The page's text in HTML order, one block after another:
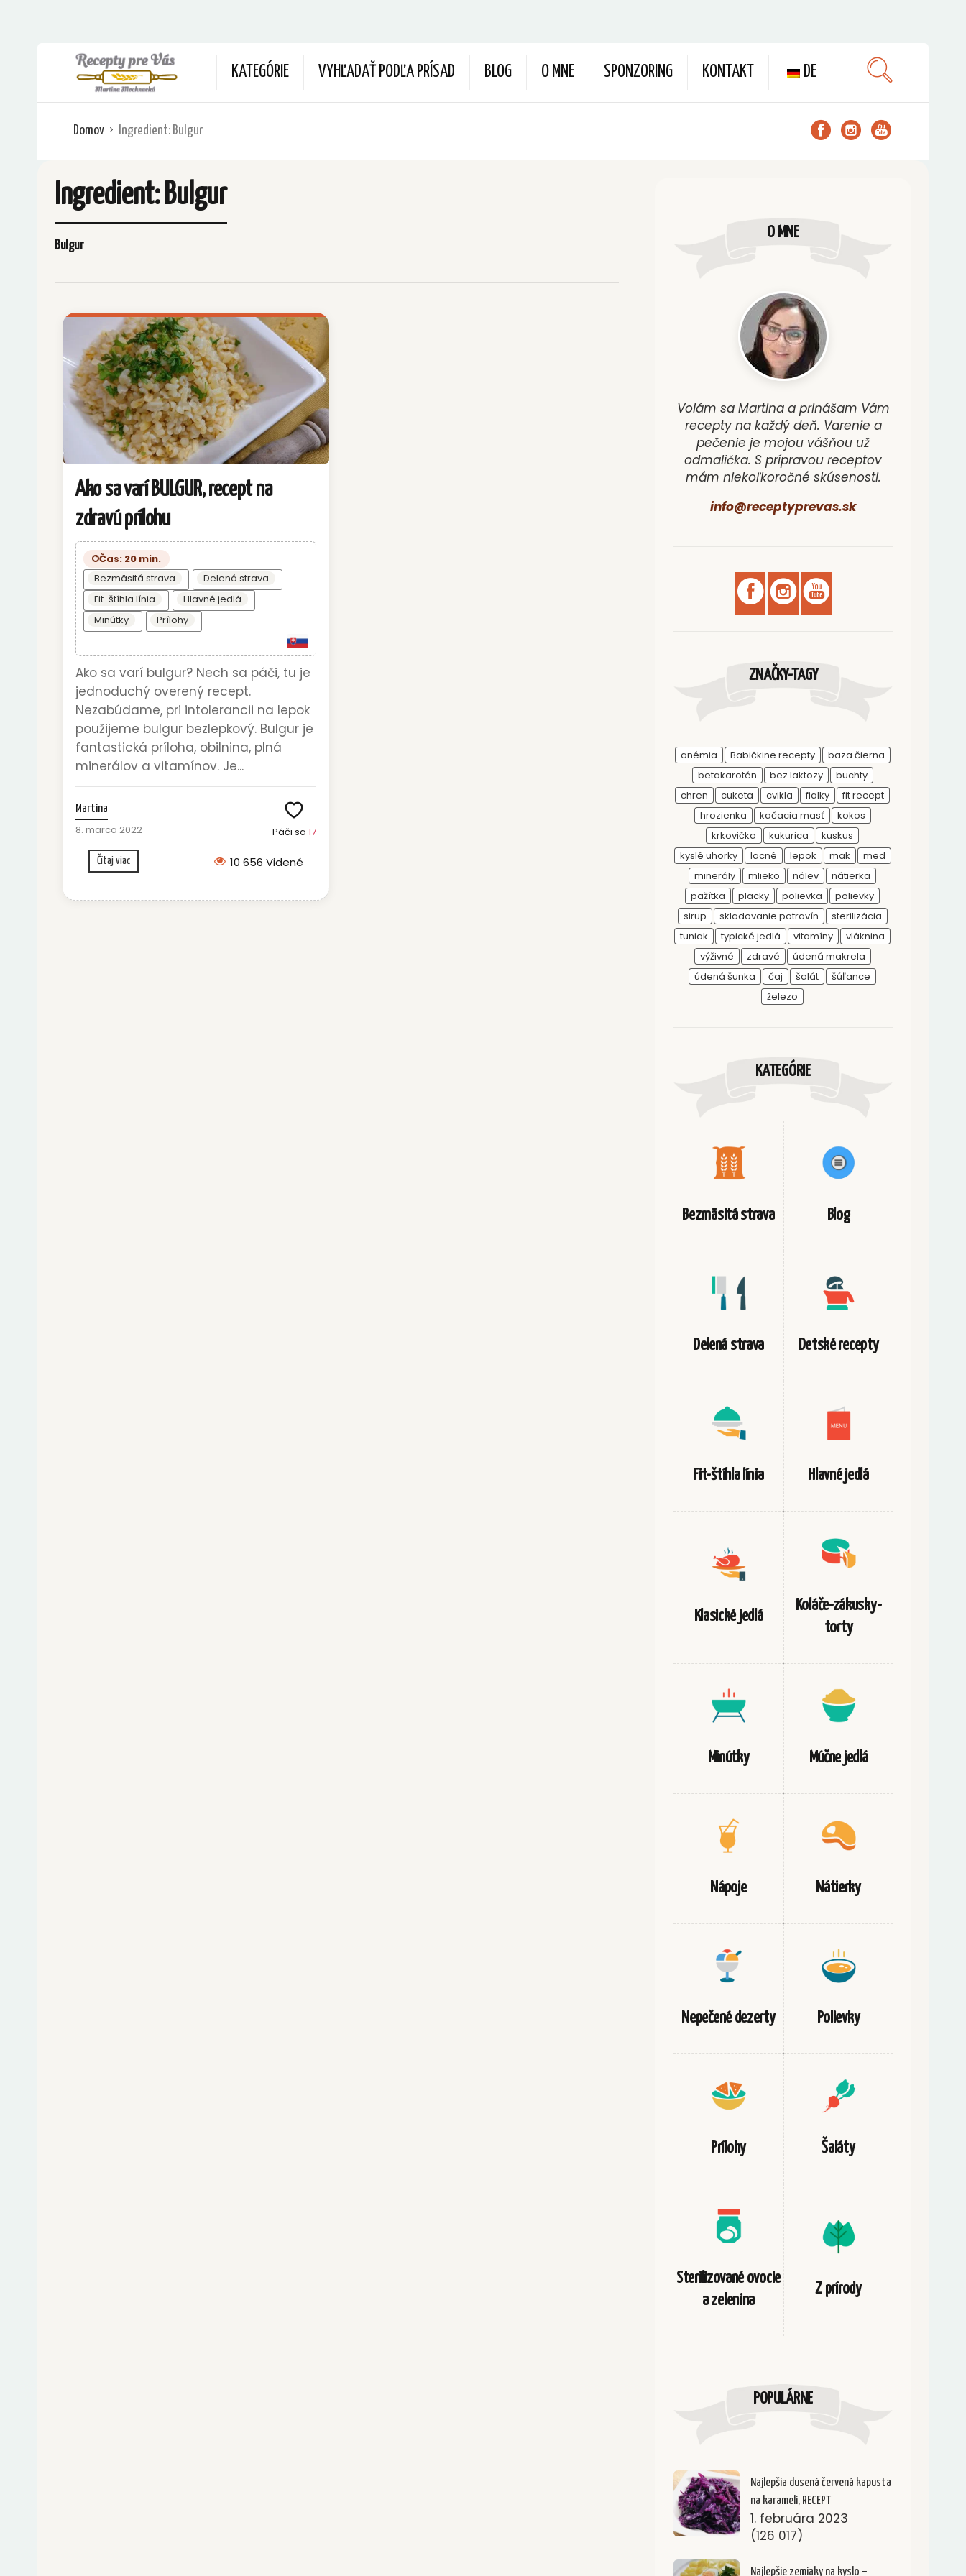
KATEGÓRIE VYHĽADAŤ PODĽA PRÍSAD BLOG O MNE SPONZORING KONTAKT DE
Domov Ingredient: Bulgur
Ingredient: Bulgur
Bulgur
Ako sa varí BULGUR, recept na
zdravú prílohu
Čas: 20 min.
Bezmäsitá strava
Delená strava
Fit-štíhla línia
Hlavné jedlá
Minútky
Prílohy
Ako sa varí bulgur? Nech sa páči, tu je
jednoduchý overený recept.
Nezabúdame, pri intolerancii na lepok
použijeme bulgur bezlepkový. Bulgur je
fantastická príloha, obilnina, plná
minerálov a vitamínov. Je...
Martina
8. marca 2022 Páči sa 17
Čítaj viac 10 656 Videné
O MNE
Volám sa Martina a prinášam Vám
recepty na každý deň. Varenie a
pečenie je mojou vášňou už
odmalička. S prípravou receptov
mám niekoľkoročné skúsenosti.
info@receptyprevas.sk
ZNAČKY-TAGY
anémia Babičkine recepty
baza čierna
betakarotén
bez laktozy
buchty
chren
cuketa cvikla fialky
fit recept
hrozienka
kačacia masť
kokos
krkovička
kukurica
kuskus
kyslé uhorky
lacné lepok mak
med
minerály
mlieko nálev
nátierka
pažítka
placky polievka
polievky
sirup
skladovanie potravín
sterilizácia
tuniak
typické jedlá vitamíny
vláknina
výživné
zdravé
údená makrela
údená šunka
čaj šalát
šúľance
železo
KATEGÓRIE
Bezmäsitá strava Blog
Delená strava Detské recepty
Fit-štíhla línia Hlavné jedlá
Klasické jedlá
Koláče-zákusky-
torty
Minútky Múčne jedlá
Nápoje Nátierky
Nepečené dezerty Polievky
Prílohy Šaláty
Sterilizované ovocie
a zelenina
Z prírody
POPULÁRNE
Najlepšia dusená červená kapusta
na karameli, RECEPT
1. februára 2023
(126 017)
Najlepšie zemiaky na kyslo –